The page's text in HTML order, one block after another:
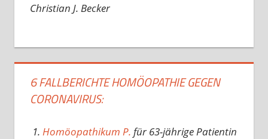
Christian J. Becker
6 FALLBERICHTE HOMÖOPATHIE GEGEN
CORONAVIRUS:
Homöopathikum P. für 63-jährige Patientin